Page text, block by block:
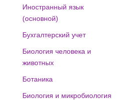
Иностранный язык
(основной)
Бухгалтерский учет
Биология человека и
животных
Ботаника
Биология и микробиология